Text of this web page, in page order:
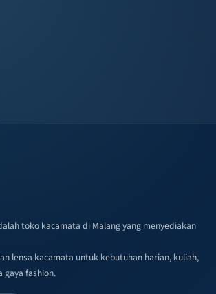
toko kacamata di Malang yang menyediakan
lensa kacamata untuk kebutuhan harian, kuliah,
gaya fashion.